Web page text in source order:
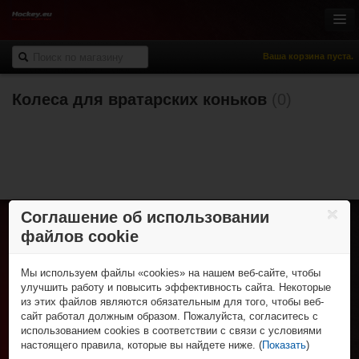
Ваша корзина пуста.
Онлайн-магазин
НХЛ Фан-зона
% Распродажа
Колеса для вратарских коньков
Соглашение об использовании
файлов cookie
Мы используем файлы «cookies» на нашем веб-сайте, чтобы
улучшить работу и повысить эффективность сайта. Некоторые
из этих файлов являются обязательным для того, чтобы веб-
сайт работал должным образом. Пожалуйста, согласитесь с
использованием cookies в соответствии с связи с условиями
настоящего правила, которые вы найдете ниже. (Показать)
Хоккей с шайбой
Клюшки
Трубы и крюки
Защита игрока
Вратарская экипировка
Для тренера и судьи
Сумки
Роликовые коньки
Клюшки
Колеса, подшипники и зап. части
Защитная экипировка
Экипировка вратаря
Рюкзаки
Спортивная одежда
Футболки и поло
Шорты
Брюки
Толстовки
Спорт и отдых
Фигурные коньки
Роликовые коньки и самокаты
НХЛ Фан-зона
НХЛ сувениры